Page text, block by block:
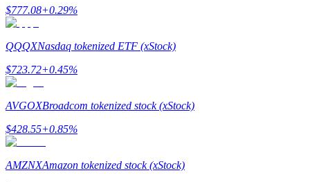
Stawianie
Wysokie zyski i natychmiastowy dostęp
$777.08+0.29%
QQQXNasdaq tokenized ETF (xStock)
$723.72+0.45%
AVGOXBroadcom tokenized stock (xStock)
$428.55+0.85%
AMZNXAmazon tokenized stock (xStock)